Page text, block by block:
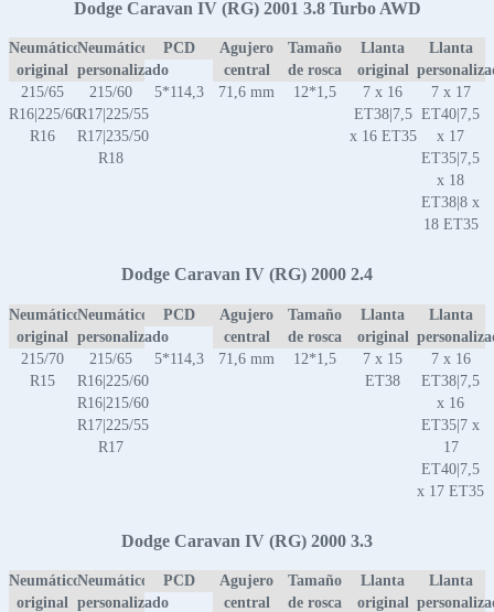
Dodge Caravan IV (RG) 2001 3.8 Turbo AWD
Neumático
original
Neumático
personalizado
PCD
Agujero
central
Tamaño
de rosca
Llanta
original
Llanta
215/65
R16|225/60
R16
215/60
R17|225/55
R17|235/50
R18
5*114,3 71,6 mm 12*1,5
7 x 16
ET38|7,5
x 16 ET35
7 x 17
ET40|7,5
x 17
ET35|7,5
x 18
ET38|8 x
18 ET35
Dodge Caravan IV (RG) 2000 2.4
Neumático
original
Neumático
personalizado
PCD
Agujero
central
Tamaño
de rosca
Llanta
original
Llanta
215/70
R15
215/65
R16|225/60
R16|215/60
R17|225/55
R17
5*114,3 71,6 mm 12*1,5
7 x 15
ET38
7 x 16
ET38|7,5
x 16
ET35|7 x
17
ET40|7,5
x 17 ET35
Dodge Caravan IV (RG) 2000 3.3
Neumático
original
Neumático
personalizado
PCD
Agujero
central
Tamaño
de rosca
Llanta
original
Llanta